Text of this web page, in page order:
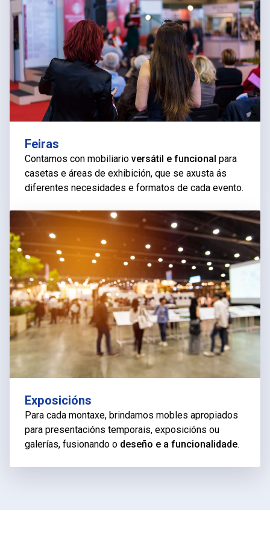
Feiras
Contamos con mobiliario versátil e funcional para
casetas e áreas de exhibición, que se axusta ás
diferentes necesidades e formatos de cada evento.
Exposicións
Para cada montaxe, brindamos mobles apropiados
para presentacións temporais, exposicións ou
galerías, fusionando o deseño e a funcionalidade.